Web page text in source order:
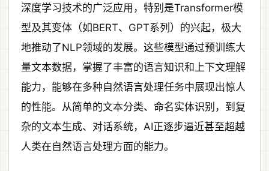
深度学习技术的广泛应用，特别是Transformer模
型及其变体（如BERT、GPT系列）的兴起，极大
地推动了NLP领域的发展。这些模型通过预训练大
量文本数据，掌握了丰富的语言知识和上下文理解
能力，能够在多种自然语言处理任务中展现出惊人
的性能。从简单的文本分类、命名实体识别，到复
杂的文本生成、对话系统，AI正逐步逼近甚至超越
人类在自然语言处理方面的能力。